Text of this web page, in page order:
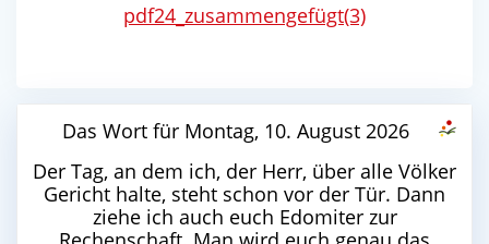
pdf24_zusammengefügt(3)
Das Wort für Montag, 10. August 2026
Der Tag, an dem ich, der Herr, über alle Völker
Gericht halte, steht schon vor der Tür. Dann
ziehe ich auch euch Edomiter zur